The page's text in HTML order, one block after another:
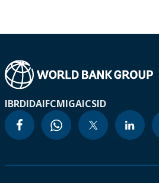
IBRDIDAIFCMIGAICSID